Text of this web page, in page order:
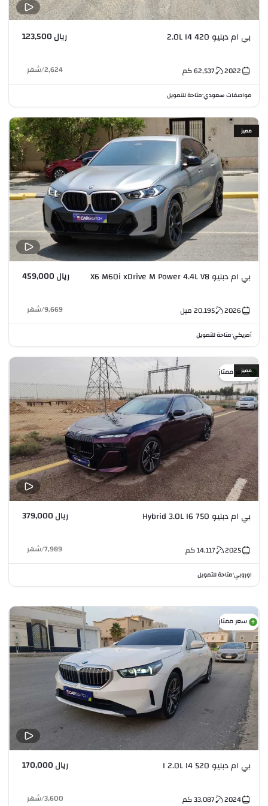
بي ام دبليو 420 2.0L I4 ريال 123,500
2022
62,537كم 2,624
/شهر
مواصفات سعودي•متاحة للتمويل
مميز
بي ام دبليو X6 M60i xDrive M Power 4.4L V8 ريال 459,000
2026
20,195 ميل 9,669
/شهر
أمريكي•متاحة للتمويل
سعر ممتازمميز
بي ام دبليو 750 Hybrid 3.0L I6 ريال 379,000
2025
14,117كم 7,989
/شهر
اوروبي•متاحة للتمويل
سعر ممتاز
بي ام دبليو 520 I 2.0L I4 ريال 170,000
2024
33,087كم 3,600
/شهر